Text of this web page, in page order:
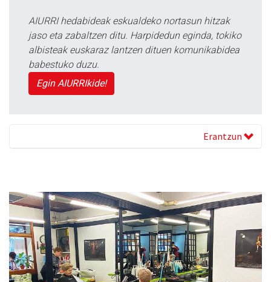
AIURRI hedabideak eskualdeko nortasun hitzak
jaso eta zabaltzen ditu. Harpidedun eginda, tokiko
albisteak euskaraz lantzen dituen komunikabidea
babestuko duzu.
Egin AIURRIkide!
Erantzun